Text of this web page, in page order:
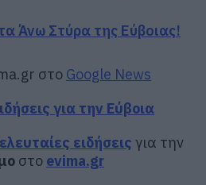
Άνω Στύρα της Εύβοιας!
στο Google News
για την Εύβοια
ειδήσεις για την
στο evima.gr